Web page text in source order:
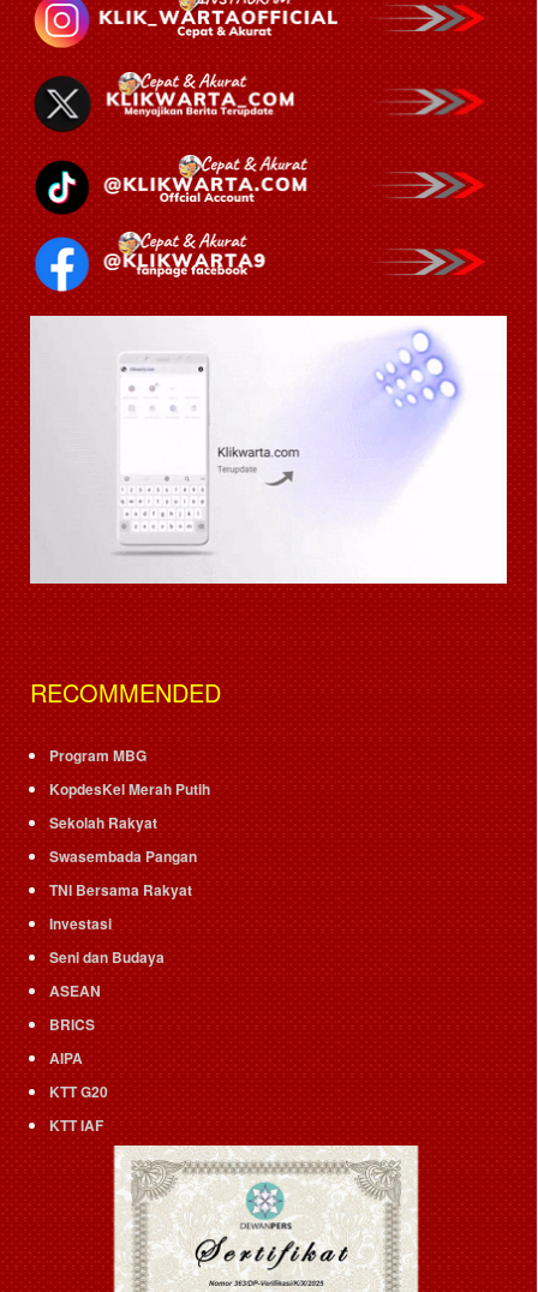
RECOMMENDED
Program MBG
KopdesKel Merah Putih
Sekolah Rakyat
Swasembada Pangan
TNI Bersama Rakyat
Investasi
Seni dan Budaya
ASEAN
BRICS
AIPA
KTT G20
KTT IAF